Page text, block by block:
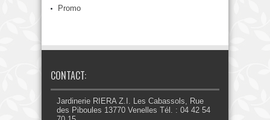
Promo
CONTACT:
Jardinerie RIERA Z.I. Les Cabassols, Rue
des Piboules 13770 Venelles Tél. : 04 42 54